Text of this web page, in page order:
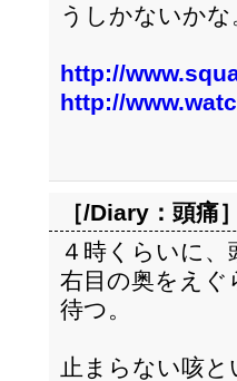
うしかないかな
http://
http://
［/Diary： 頭痛］
４時くらいに、
右目の奥をえ
待つ。
止まらない咳